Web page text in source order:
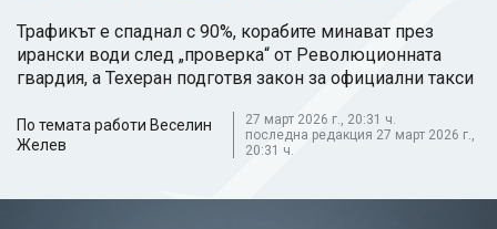
Трафикът е спаднал с 90%, корабите минават през
ирански води след „проверка“ от Революционната
гвардия, а Техеран подготвя закон за официални такси
По темата работи Веселин
Желев
27 март 2026 г., 20:31 ч.
последна редакция 27 март 2026 г.,
20:31 ч.